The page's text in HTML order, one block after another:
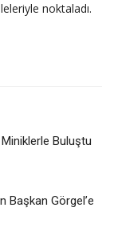
noktaladı.
Miniklerle Buluştu
Başkan Görgel’e